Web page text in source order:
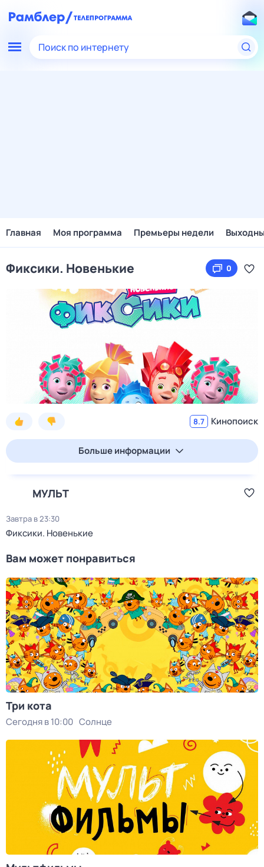
Поиск по интернету
Главная Моя программа Премьеры недели
Фиксики. Новенькие 0
8.7 Кинопоиск
Больше информации
МУЛЬТ
Завтра в 23:30
Фиксики. Новенькие
Вам может понравиться
Три кота
Сегодня в 10:00 Солнце